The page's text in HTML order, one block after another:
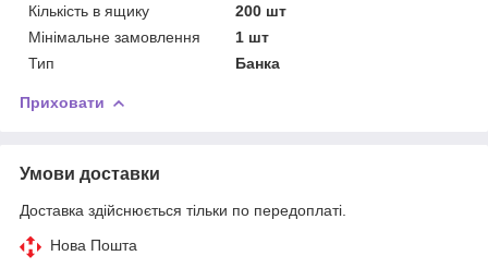
Кількість в ящику
200 шт
Мінімальне замовлення
1 шт
Тип
Банка
Приховати
Умови доставки
Доставка здійснюється тільки по передоплаті.
Нова Пошта